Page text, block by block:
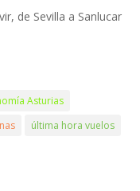
de Sevilla a Sanlucar
Asturias
última hora vuelos